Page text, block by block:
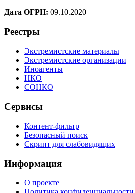
Дата ОГРН: 09.10.2020
Реестры
Экстремистские материалы
Экстремистские организации
Иноагенты
НКО
СОНКО
Сервисы
Контент-фильтр
Безопасный поиск
Скрипт для слабовидящих
Информация
О проекте